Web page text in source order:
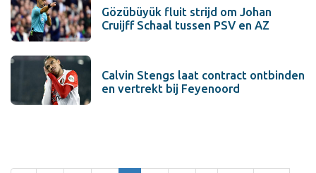
Gözübüyük fluit strijd om Johan
Cruijff Schaal tussen PSV en AZ
Calvin Stengs laat contract ontbinden
en vertrekt bij Feyenoord